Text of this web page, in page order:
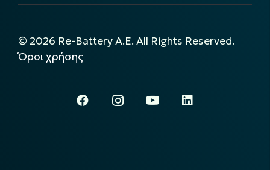
© 2026 Re-Battery A.E. All Rights Reserved.
Όροι χρήσης